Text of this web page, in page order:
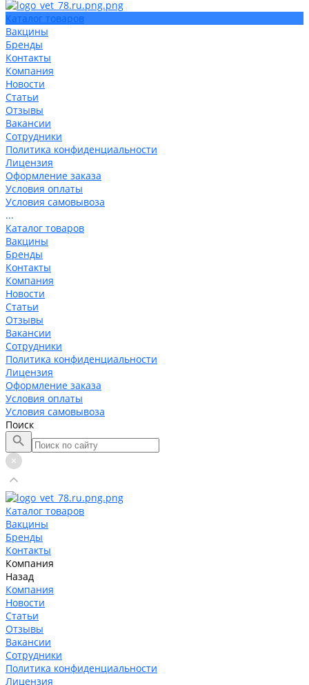
Каталог товаров
Вакцины
Бренды
Контакты
Компания
Новости
Статьи
Отзывы
Вакансии
Сотрудники
Политика конфиденциальности
Лицензия
Оформление заказа
Условия оплаты
Условия самовывоза
...
Каталог товаров
Вакцины
Бренды
Контакты
Компания
Новости
Статьи
Отзывы
Вакансии
Сотрудники
Политика конфиденциальности
Лицензия
Оформление заказа
Условия оплаты
Условия самовывоза
Поиск
Каталог товаров
Вакцины
Бренды
Контакты
Компания
Назад
Компания
Новости
Статьи
Отзывы
Вакансии
Сотрудники
Политика конфиденциальности
Лицензия